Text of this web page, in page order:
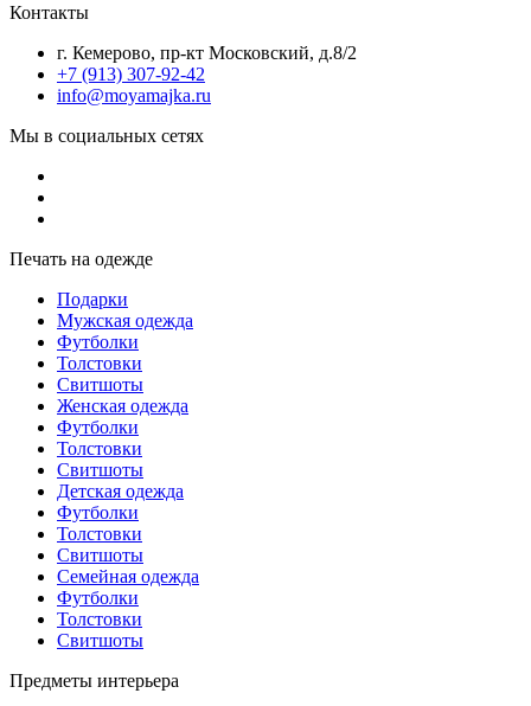
Контакты
г. Кемерово, пр-кт Московский, д.8/2
+7 (913) 307-92-42
info@moyamajka.ru
Мы в социальных сетях
Печать на одежде
Подарки
Мужская одежда
Футболки
Толстовки
Свитшоты
Женская одежда
Футболки
Толстовки
Свитшоты
Детская одежда
Футболки
Толстовки
Свитшоты
Семейная одежда
Футболки
Толстовки
Свитшоты
Предметы интерьера